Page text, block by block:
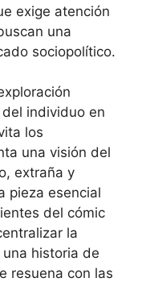
exige atención
una
sociopolítico.
individuo en
los
una visión del
extraña y
pieza esencial
del cómic
la
historia de
resuena con las